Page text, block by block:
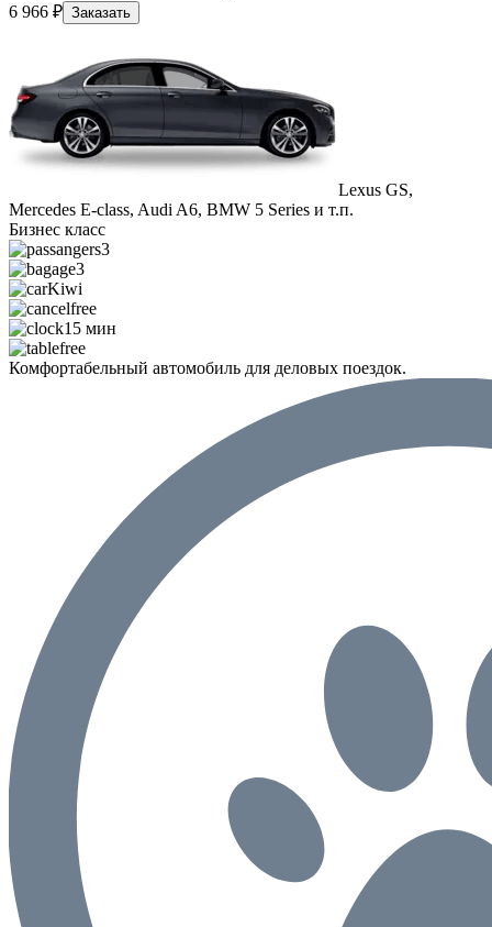
6 966 ₽ Заказать
Lexus GS,
Mercedes E-class, Audi A6, BMW 5 Series и т.п.
Бизнес класс
3
3
Kiwi
free
15 мин
free
Комфортабельный автомобиль для деловых поездок.